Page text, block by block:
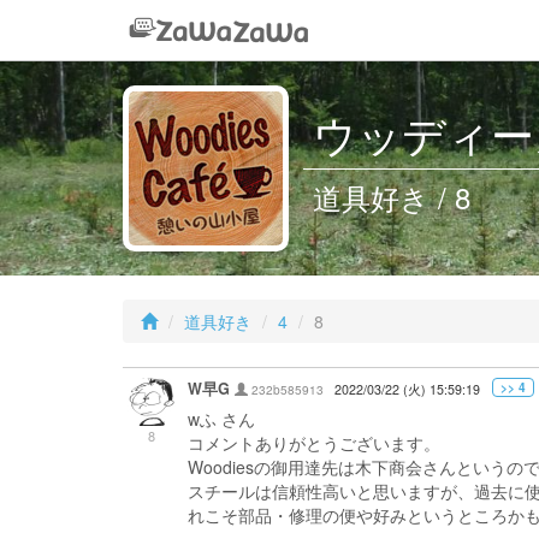
ウッディ
道具好き / 8
道具好き 4 8
8
W早G 232b585913 2022/03/22 (火) 15:59:19 >> 4
wふ さん
コメントありがとうございます。
Woodiesの御用達先は木下商会さんというの
スチールは信頼性高いと思いますが、過去に
れこそ部品・修理の便や好みというところか